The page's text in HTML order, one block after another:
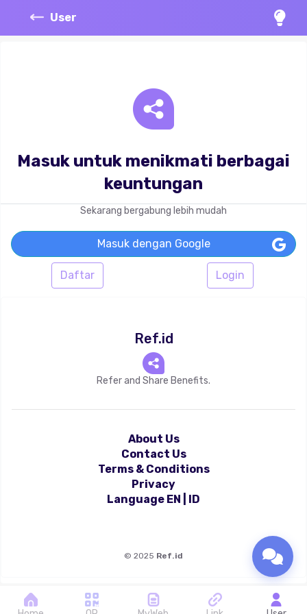
User
Masuk untuk menikmati berbagai
keuntungan
Sekarang bergabung lebih mudah
Masuk dengan Google
Daftar Login
Ref.id
Refer and Share Benefits.
About Us
Contact Us
Terms & Conditions
Privacy
Language EN ID
© 2025 Ref.id